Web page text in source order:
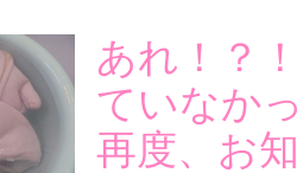
あれ！？
ていなか
再度、お